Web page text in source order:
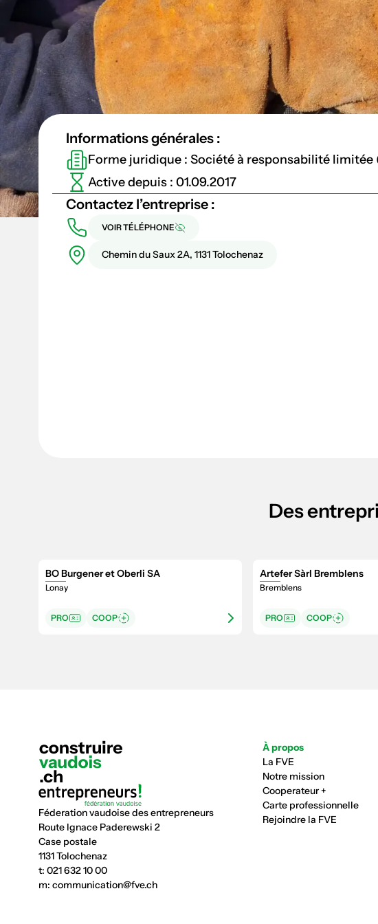
Informations générales :
Forme juridique : Société à responsabilité limitée
Active depuis : 01.09.2017
Contactez l’entreprise :
VOIR TÉLÉPHONE
Chemin du Saux 2A, 1131 Tolochenaz
Des
BO Burgener et Oberli SA
Lonay
PRO COOP
Artefer Sàrl Bremblens
Bremblens
PRO COOP
Féderation vaudoise des entrepreneurs
Route Ignace Paderewski 2
Case postale
1131 Tolochenaz
t: 021 632 10 00
m: communication@fve.ch
À propos
La FVE
Notre mission
Cooperateur +
Carte professionnelle
Rejoindre la FVE